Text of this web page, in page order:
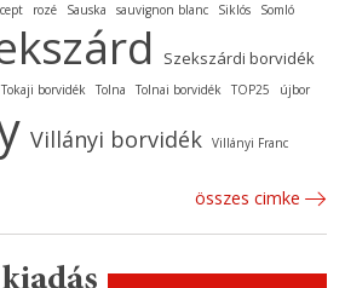
rozé Sauska sauvignon blanc Siklós Somló
Szekszárdi borvidék
Tokaji borvidék Tolna Tolnai borvidék TOP25 újbor
Villányi borvidék Villányi Franc
összes cimke